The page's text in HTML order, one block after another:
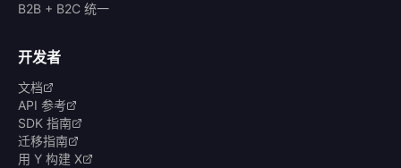
B2B + B2C 统一
开发者
文档
API 参考
SDK 指南
迁移指南
用 Y 构建 X